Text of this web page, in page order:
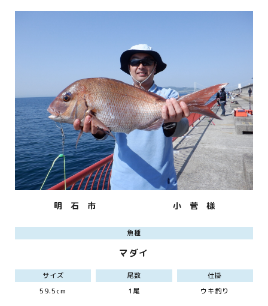
明 石 市 小 菅 様
魚種
マダイ
サイズ
59.5cm
尾数
1尾
仕掛
ウキ釣り